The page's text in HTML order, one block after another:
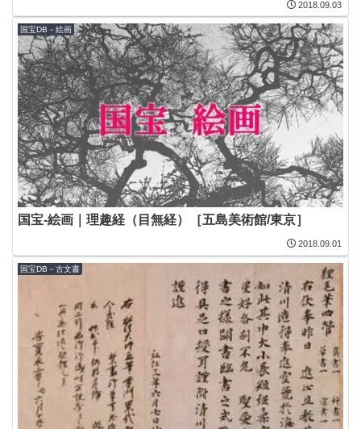
2018.09.03
国宝DB－絵画
国宝-絵画｜理趣経（目無経）［五島美術館/東京］
2018.09.01
国宝DB－古文書